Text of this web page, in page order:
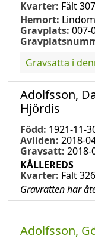
Kvarter: Fält 307
Hemort:
Gravplats: 007-
Gravsatta i
Adolfsson,
Hjördis
Född: 1921-11-
Avliden: 2018-
Gravsatt: 2018-
KÅLLEREDS
Kvarter: Fält 326
Gravrätten har
Adolfsson,